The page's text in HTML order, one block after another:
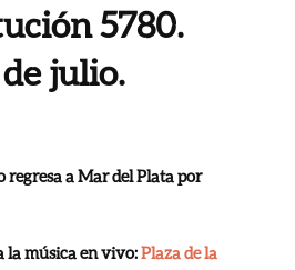
5780.
julio.
regresa a Mar del Plata por
la música en vivo:Plaza de la